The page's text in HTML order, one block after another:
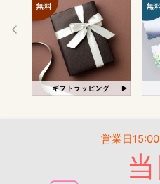
営業日